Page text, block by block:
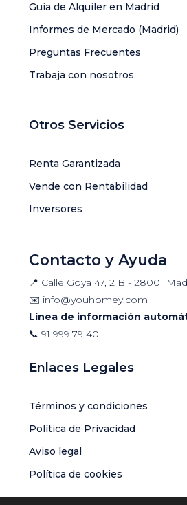
Guía de Alquiler en Madrid
Informes de Mercado (Madrid)
Preguntas Frecuentes
Trabaja con nosotros
Otros Servicios
Renta Garantizada
Vende con Rentabilidad
Inversores
Contacto y Ayuda
📍 Calle Goya 47, 2 B - 28001
✉️ info@youhomey.com
Línea de información
📞 91 999 79 40
Enlaces Legales
Términos y condiciones
Política de Privacidad
Aviso legal
Política de cookies